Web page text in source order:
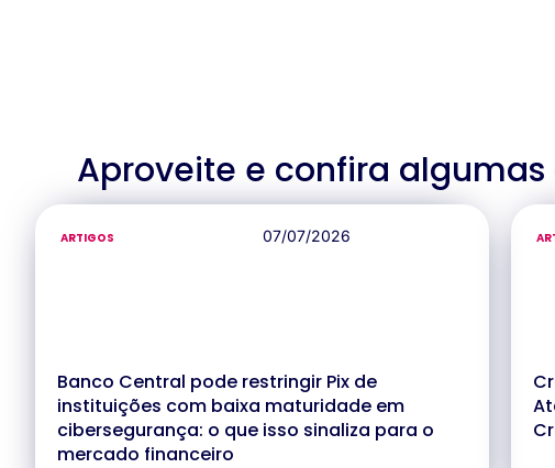
Aproveite e confira
ARTIGOS 07/07/2026
Banco Central pode restringir Pix de
instituições com baixa maturidade em
cibersegurança: o que isso sinaliza para o
mercado financeiro